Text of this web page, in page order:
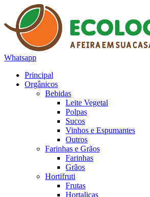
Whatsapp
Principal
Orgânicos
Bebidas
Leite Vegetal
Polpas
Sucos
Vinhos e Espumantes
Outros
Farinhas e Grãos
Farinhas
Grãos
Hortifruti
Frutas
Hortaliças